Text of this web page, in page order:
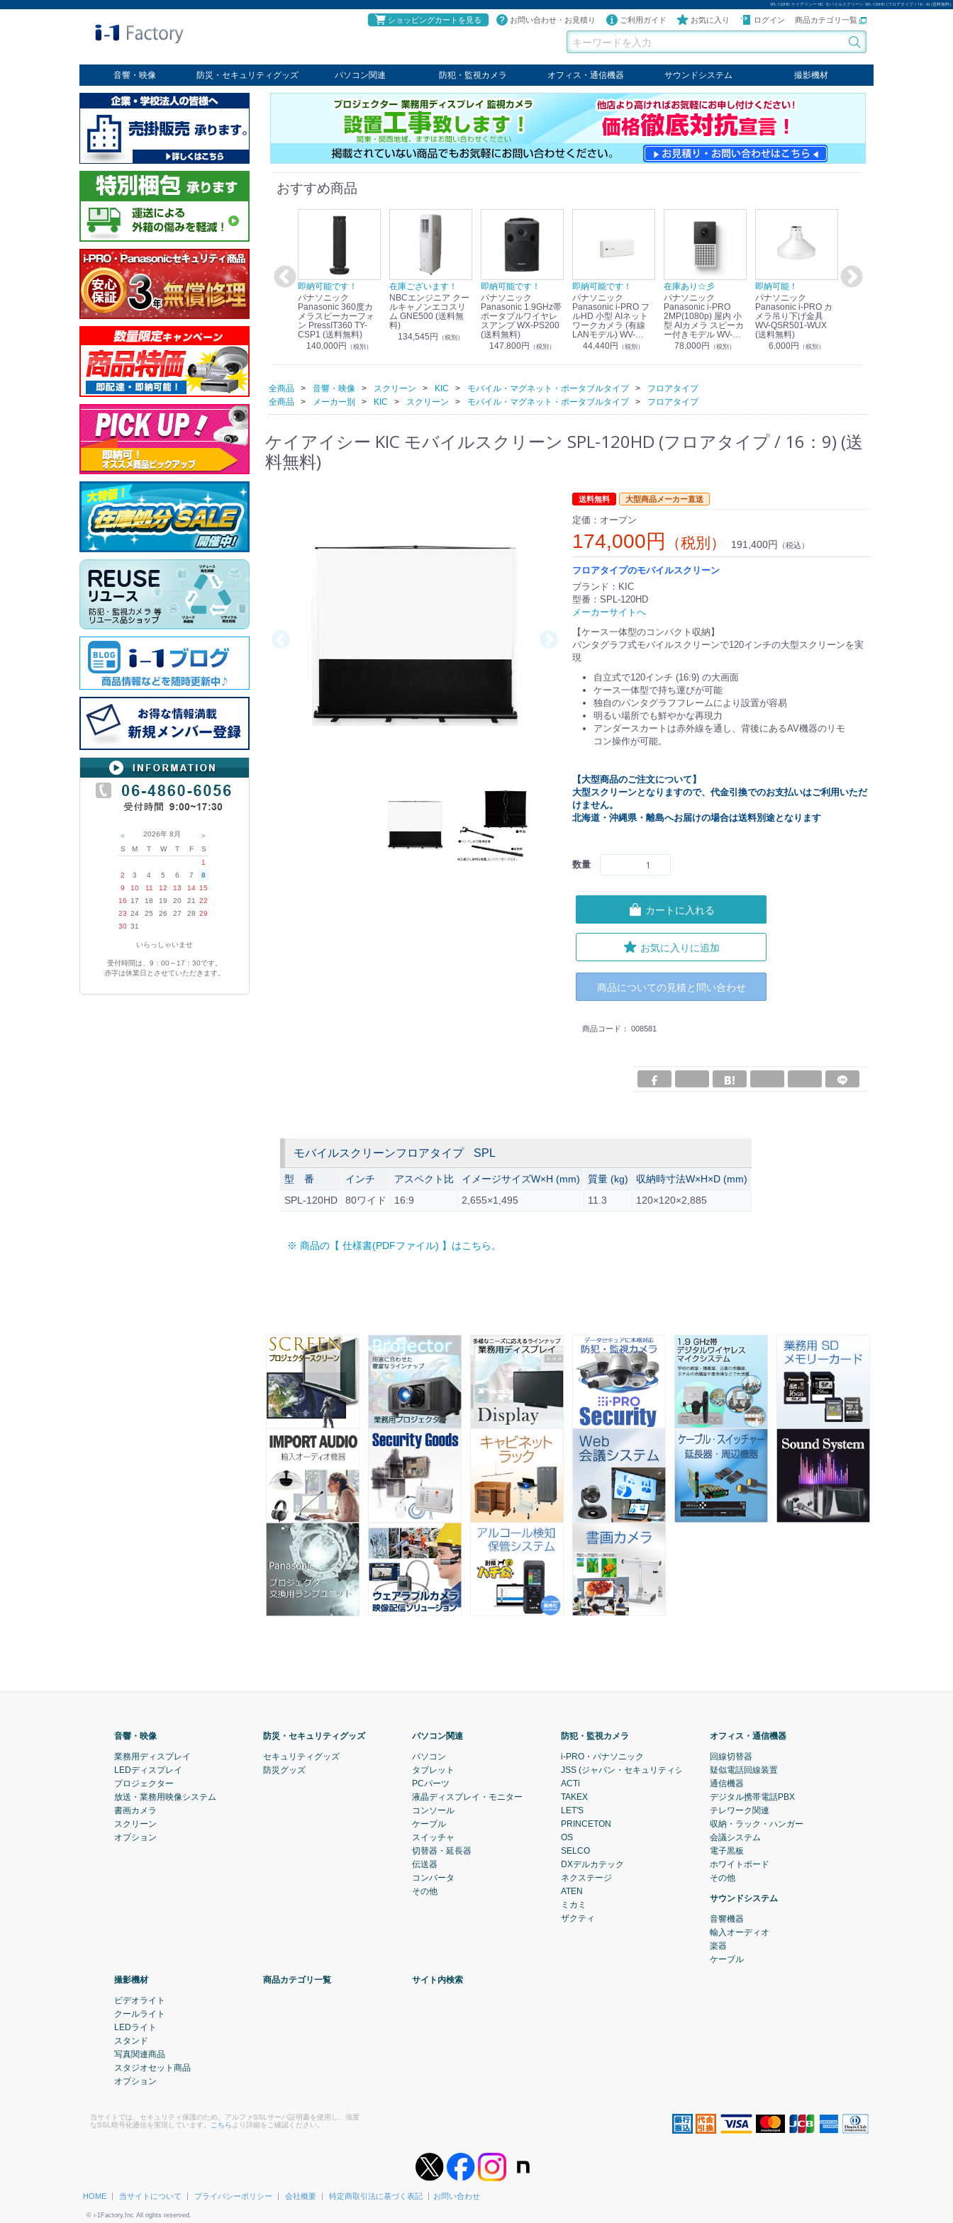
SPL-120HD ケイアイシー KIC モバイルスクリーン SPL-120HD (フロアタイプ / 16：9) (送料無料)
ショッピングカートを見る お問い合わせ・お見積り ご利用ガイド お気に入り ログイン 商品カテゴリ一覧
音響・映像
業務用ディスプレイ
プロジェクター
放送・業務用映像システム
書画カメラ
スクリーン
オプション
防災・セキュリティグッズ
セキュリティグッズ
防災グッズ
パソコン関連
パソコン
タブレット
PCパーツ
コンソール
ケーブル
切替器・延長器
伝送器
コンバータ
その他
防犯・監視カメラ
パナソニック
TAKEX
LET'S
JSS
SELCO
PRINCETON
OS
ネクステージ
ATEN
オフィス・通信機器
回線切替器
疑似電話回線装置
通信機器
デジタル携帯電話PBX
収納・ラック・ハンガー
会議システム
電子黒板
ホワイトボード
その他
サウンドシステム
音響機器
輸入オーディオ
楽器
ケーブル
撮影機材
ビデオライト
クールライト
LEDライト
スタンド
写真関連商品
スタジオセット商品
オプション
＜ 2026年 8月
＞
S
M T W T F
S
1
2
3 4 5 6 7
8
9
10 11 12 13 14 15
16
17 18 19 20 21
22
23 24 25 26 27 28 29
30 31
いらっしゃいませ
受付時間は、9：00～17：30です。
赤字は休業日とさせていただきます。
おすすめ商品
Panasonic i-PRO
2MP(1080p) 屋内 小
型 AIカメラ スピーカ
S71301-F2L (送料無
（税別）
即納可能！
パナソニック
Panasonic i-PRO カ
メラ吊り下げ金具
WV-QSR501-WUX
(送料無料)
6,000円（税別）
在庫あり！送料無料！
パナソニック
Panasonic リモコン
マイク (10局用) WR-
210A (送料無料)
39,000円
即納可能です！
パナソニック
Panasonic 360度カ
メラスピーカーフォ
ン PressIT360 TY-
CSP1 (送料無料)
140,000円 （税別）
在庫ございます！
NBCエンジニア クー
ルキャノンエコスリ
ム GNE500 (送料無
料)
134,545円
（税別）
即納可能です！
パナソニック
Panasonic 1.9GHz帯
ポータブルワイヤレ
スアンプ WX-PS200
(送料無料)
147,800円 （税別）
即納可能です！
パナソニック
Panasonic i-PRO フ
ルHD 小型 AIネット
ワークカメラ (有線
LANモデル) WV-
S7130UX (送料無料)
44,440円 （税別）
在庫あり☆彡
パナソニック
Panasonic i-PRO
2MP(1080p) 屋内 小
型 AIカメラ スピーカ
ー付きモデル WV-
S71301-F2L (送料無
78,000円 （税別）
即納可能！
パナソニック
Panasonic i-PRO カ
メラ吊り下げ金具
WV-QSR501-WUX
(送料無料)
6,000円 （税別）
全商品 音響・映像 スクリーン KIC モバイル・マグネット・ポータブルタイプ
フロアタイプ
全商品
メーカー別 KIC スクリーン モバイル・マグネット・ポータブルタイプ フロアタイプ
ケイアイシー KIC モバイルスクリーン SPL-120HD (フロアタイプ / 16：9) (送
料無料)
送料無料 大型商品メーカー直送
定価：オープン
174,000円 （税別） 191,400円 （税込）
フロアタイプのモバイルスクリーン
ブランド：KIC
型番：SPL-120HD
メーカーサイトへ
【ケース一体型のコンパクト収納】
パンタグラフ式モバイルスクリーンで120インチの大型スクリーンを実
現
自立式で120インチ (16:9) の大画面
ケース一体型で持ち運びが可能
独自のパンタグラフフレームにより設置が容易
明るい場所でも鮮やかな再現力
アンダースカートは赤外線を通し、背後にあるAV機器のリモ
コン操作が可能。
【大型商品のご注文について】
大型スクリーンとなりますので、代金引換でのお支払いはご利用いただ
けません。
北海道・沖縄県・離島へお届けの場合は送料別途となります
数量
カートに入れる
お気に入りに追加
商品についての見積と問い合わせ
商品コード： 008581
モバイルスクリーンフロアタイプ SPL
型 番 インチ アスペクト比 イメージサイズW×H (mm) 質量 (kg)
収納時寸法W×H×D (mm)
SPL-120HD
80ワイド 16:9 2,655×1,495 11.3 120×120×2,885
※ 商品の【 仕様書(PDFファイル) 】はこちら。
音響・映像
業務用ディスプレイ
LEDディスプレイ
プロジェクター
放送・業務用映像システム
書画カメラ
スクリーン
オプション
防災・セキュリティグッズ
セキュリティグッズ
防災グッズ
パソコン関連
パソコン
タブレット
PCパーツ
液晶ディスプレイ・モニター
コンソール
ケーブル
スイッチャ
切替器・延長器
伝送器
コンバータ
その他
防犯・監視カメラ
i-PRO・パナソニック
JSS (ジャパン・セキュリティシステム)
ACTi
TAKEX
LET'S
PRINCETON
OS
SELCO
DXデルカテック
ネクステージ
ATEN
ミカミ
ザクティ
オフィス・通信機器
回線切替器
疑似電話回線装置
通信機器
デジタル携帯電話PBX
テレワーク関連
収納・ラック・ハンガー
会議システム
電子黒板
ホワイトボード
その他
サウンドシステム
音響機器
輸入オーディオ
楽器
ケーブル
撮影機材
ビデオライト
クールライト
LEDライト
スタンド
写真関連商品
スタジオセット商品
オプション
商品カテゴリ一覧 サイト内検索
当サイトでは、セキュリティ保護のため、アルファSSLサーバ証明書を使用し、強度
なSSL暗号化通信を実現しています。
こちら より詳細をご確認ください。
HOME 当サイトについて プライバシーポリシー 会社概要 特定商取引法に基づく表記 お問い合わせ
© i-1Factory.Inc All rights reserved.